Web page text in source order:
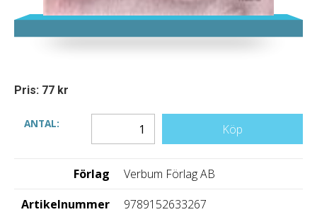
Pris: 77 kr
ANTAL: Köp
Förlag
Verbum Förlag AB
Artikelnummer
9789152633267